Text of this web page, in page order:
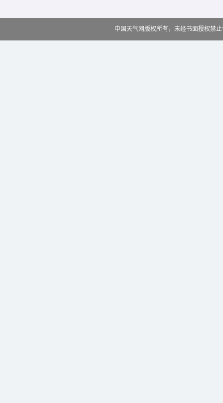
中国天气网版权所有，未经书面授权